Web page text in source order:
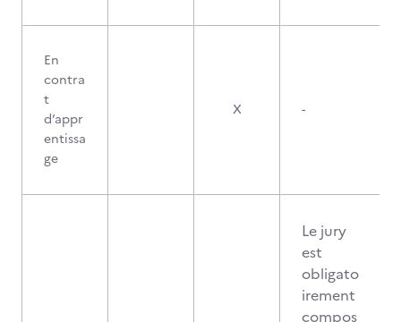
En
contra
t
d’appr
entissa
ge
X -
Le jury
est
obligato
irement
compos